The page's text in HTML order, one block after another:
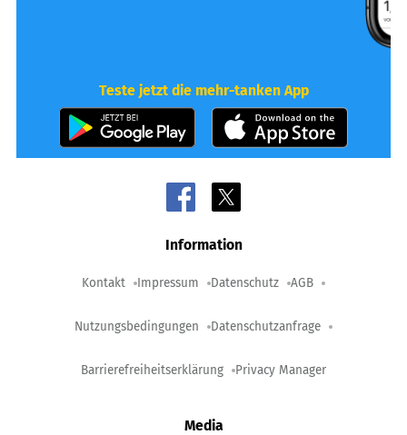
Teste jetzt die mehr-tanken App
Information
Kontakt Impressum Datenschutz AGB
Nutzungsbedingungen Datenschutzanfrage
Barrierefreiheitserklärung Privacy Manager
Media